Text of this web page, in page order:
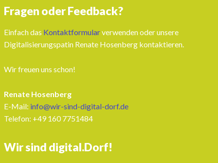
Fragen oder Feedback?
Einfach das Kontaktformularverwenden oder unsere
Digitalisierungspatin Renate Hosenberg kontaktieren.
Wir freuen uns schon!
Renate Hosenberg
E-Mail: info@wir-sind-digital-dorf.de
Telefon: ‭+49 160 7751484‬
Wir sind digital.Dorf!